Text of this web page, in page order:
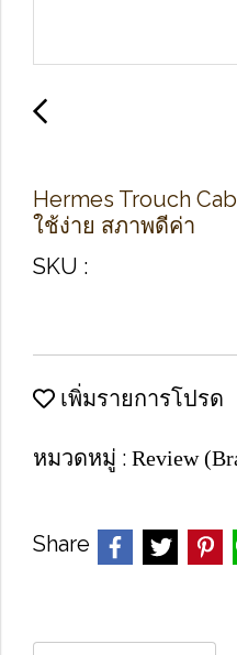
Hermes Trouch
ใช้ง่าย สภาพดีค่า
SKU :
เพิ่มรายการโปรด
หมวดหมู่ : Review
Share